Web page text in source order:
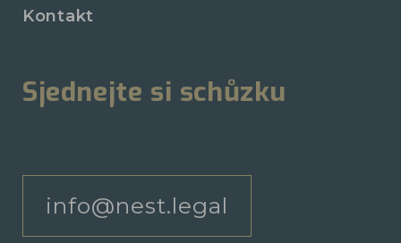
Kontakt
Sjednejte si schůzku
info@nest.legal